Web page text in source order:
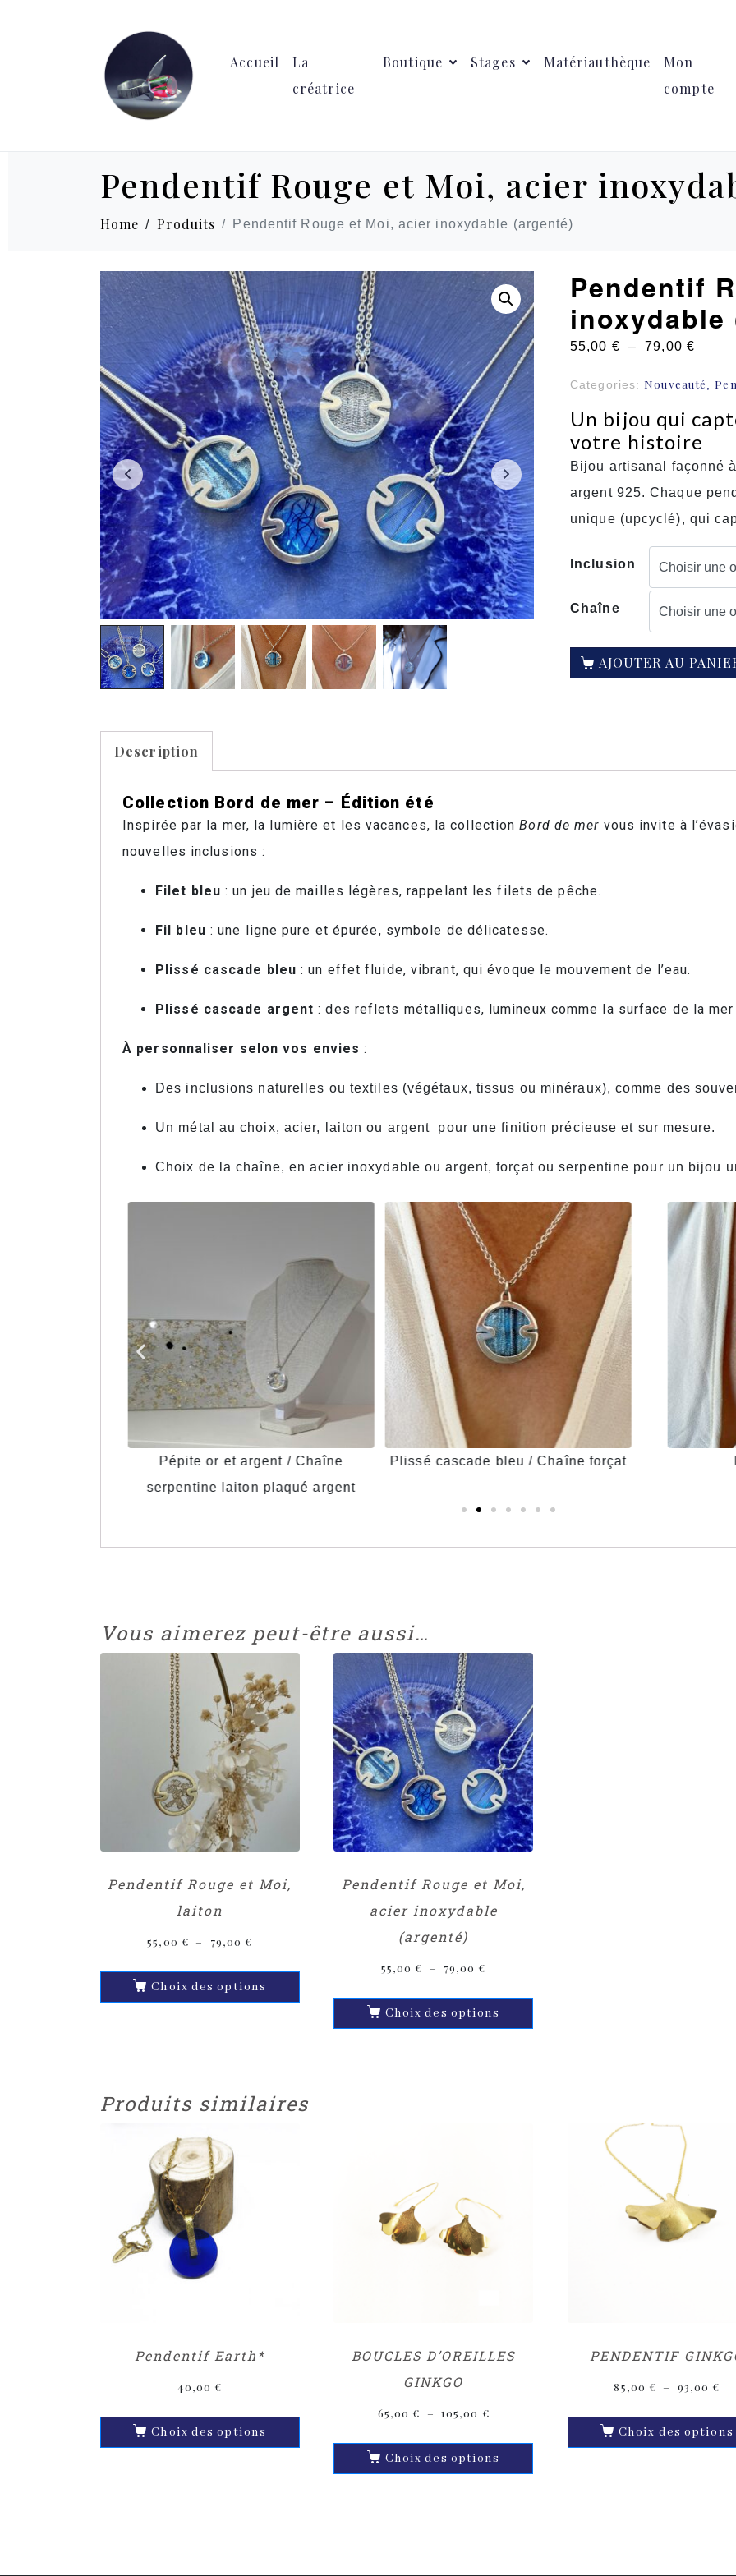
Accueil
La
créatrice
Boutique Stages Matériauthèque
Mon
compte
Pendentif Rouge et Moi, acier
Home Produits Pendentif Rouge et Moi, acier inoxydable (argenté)
Pendentif
inoxydable
55,00 € – 79,00 €
Categories: Nouveauté ,
Un bijou qui
votre histoire
Bijou artisanal façonné
argent 925. Chaque
unique (upcyclé), qui
Inclusion
Chaîne
AJOUTER AU
Description
Collection Bord de mer – Édition été
Inspirée par la mer, la lumière et les vacances, la collectionBord de mer vous invite à
nouvelles inclusions :
Filet bleu : un jeu de mailles légères, rappelant les filets de pêche.
Fil bleu : une ligne pure et épurée, symbole de délicatesse.
Plissé cascade bleu : un effet fluide, vibrant, qui évoque le mouvement de l’eau.
Plissé cascade argent : des reflets métalliques, lumineux comme la surface de la
À personnaliser selon vos envies :
Des inclusions naturelles ou textiles (végétaux, tissus ou minéraux), comme des
Un métal au choix, acier, laiton ou argent pour une finition précieuse et sur mesure.
Choix de la chaîne, en acier inoxydable ou argent, forçat ou serpentine pour un bijou
Pépite or et argent / Chaîne
serpentine laiton plaqué argent
Plissé cascade bleu / Chaîne forçat
Vous aimerez peut-être aussi…
Pendentif Rouge et Moi,
laiton
55,00 € – 79,00 €
Choix des options
Pendentif Rouge et Moi,
acier inoxydable
(argenté)
55,00 € – 79,00 €
Choix des options
Produits similaires
Pendentif Earth*
40,00 €
Choix des options
BOUCLES D’OREILLES
GINKGO
65,00 € – 105,00 €
Choix des options
PENDENTIF
85,00 € – 93,00 €
Choix des options